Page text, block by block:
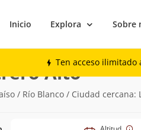
Inicio Explora Sobre
Ten acceso ilimitado
Alto(3.827m)
/ Río Blanco / Ciudad cercana: